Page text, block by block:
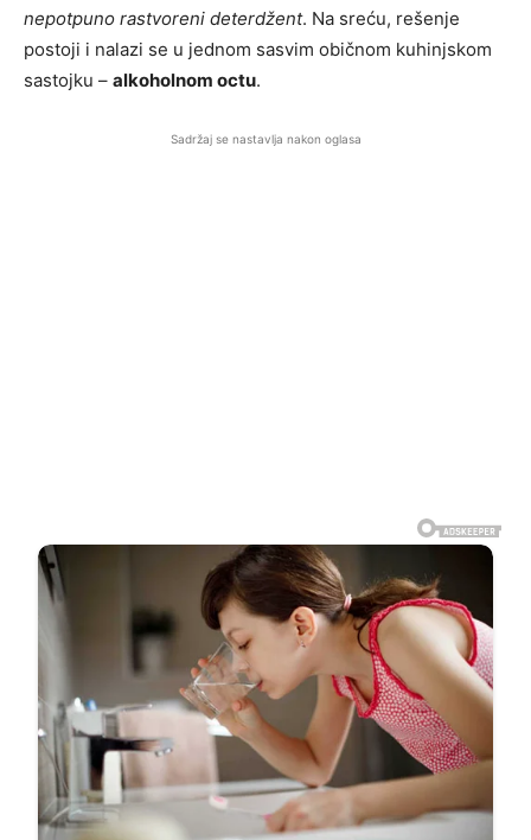
nepotpuno rastvoreni deterdžent. Na sreću, rešenje
postoji i nalazi se u jednom sasvim običnom kuhinjskom
sastojku – alkoholnom octu.
Sadržaj se nastavlja nakon oglasa